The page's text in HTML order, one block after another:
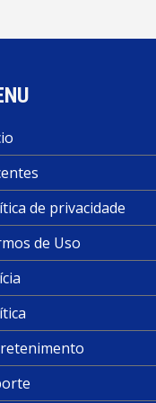
de privacidade
de Uso